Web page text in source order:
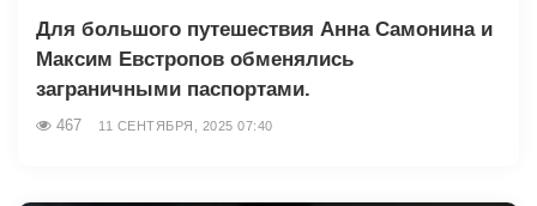
Для большого путешествия Анна Самонина и
Максим Евстропов обменялись
заграничными паспортами.
467 11 СЕНТЯБРЯ, 2025 07:40